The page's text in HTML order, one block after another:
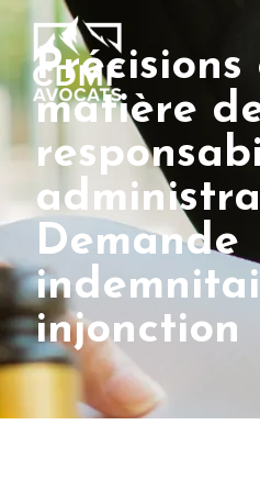
Précisions
matière
Demande
injonction